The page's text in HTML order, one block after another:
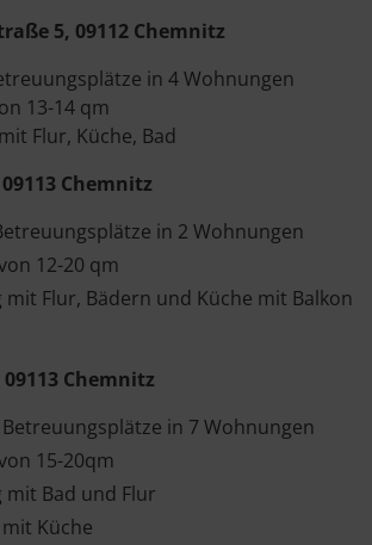
5, 09112 Chemnitz
in 4 Wohnungen
13-14 qm
Flur, Küche, Bad
Chemnitz
in 2 Wohnungen
12-20 qm
mit Flur, Bädern und Küche mit Balkon
Chemnitz
in 7 Wohnungen
15-20qm
mit Bad und Flur
Küche